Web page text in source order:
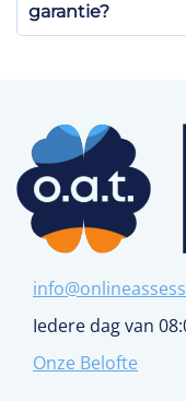
garantie?
Iedere dag van
Onze Belofte